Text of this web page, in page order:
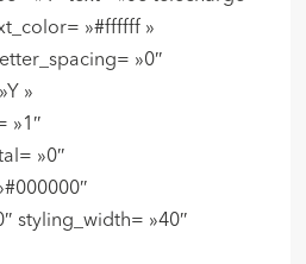
»#ffffff »
»0″
»
»1″
»0″
styling_width= »40″